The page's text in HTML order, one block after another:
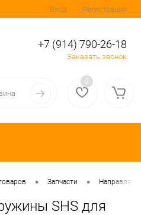
Вход Регистрация
+7 (914) 790-26-18
Заказать звонок
0
• Запчасти •
SHS для